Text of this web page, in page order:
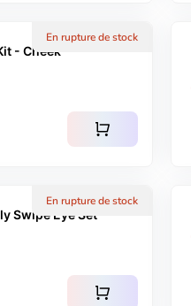
En rupture de stock
- Cheek
shopping_cart
En rupture de stock
Swipe Eye Set
shopping_cart